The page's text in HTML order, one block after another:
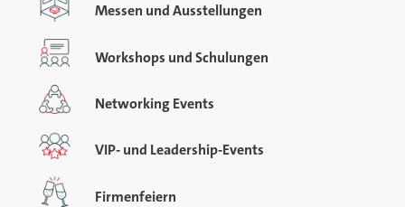
Messen und Ausstellungen
Workshops und Schulungen
Networking Events
VIP- und Leadership-Events
Firmenfeiern